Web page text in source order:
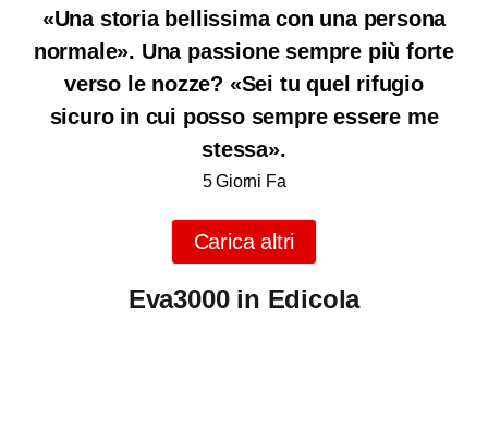
«Una storia bellissima con una persona
normale». Una passione sempre più forte
verso le nozze? «Sei tu quel rifugio
sicuro in cui posso sempre essere me
stessa».
5 Giorni Fa
Carica altri
Eva3000 in Edicola